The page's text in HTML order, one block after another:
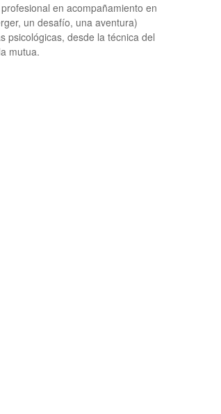
en acompañamiento en
un desafío, una aventura)
psicológicas, desde la técnica del
mutua.